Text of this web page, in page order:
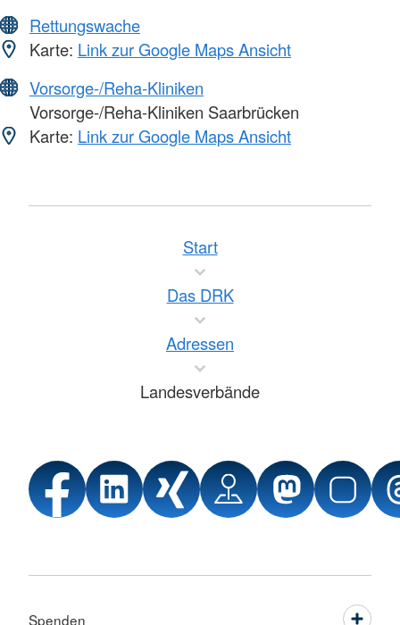
Rettungswache
Karte: Link zur Google Maps Ansicht
Vorsorge-/Reha-Kliniken
Vorsorge-/Reha-Kliniken Saarbrücken
Karte: Link zur Google Maps Ansicht
Start
Das DRK
Adressen
Landesverbände
Spenden